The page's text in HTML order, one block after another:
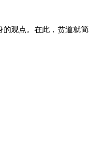
的观点。在此，贫道